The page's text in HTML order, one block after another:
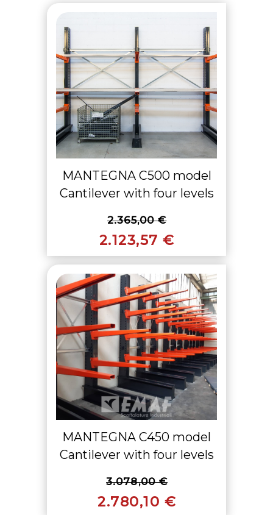
MANTEGNA C500 model
Cantilever with four levels
2.365,00 €
2.123,57 €
MANTEGNA C450 model
Cantilever with four levels
3.078,00 €
2.780,10 €